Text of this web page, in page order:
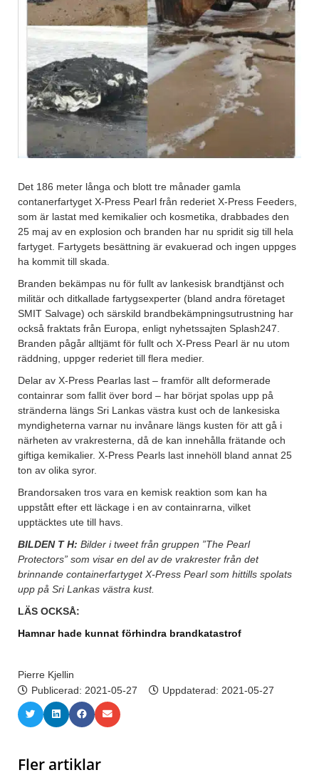
Det 186 meter långa och blott tre månader gamla
contanerfartyget X-Press Pearl från rederiet X-Press Feeders,
som är lastat med kemikalier och kosmetika, drabbades den
25 maj av en explosion och branden har nu spridit sig till hela
fartyget. Fartygets besättning är evakuerad och ingen uppges
ha kommit till skada.
Branden bekämpas nu för fullt av lankesisk brandtjänst och
militär och ditkallade fartygsexperter (bland andra företaget
SMIT Salvage) och särskild brandbekämpningsutrustning har
också fraktats från Europa, enligt nyhetssajten Splash247.
Branden pågår alltjämt för fullt och X-Press Pearl är nu utom
räddning, uppger rederiet till flera medier.
Delar av X-Press Pearlas last – framför allt deformerade
containrar som fallit över bord – har börjat spolas upp på
stränderna längs Sri Lankas västra kust och de lankesiska
myndigheterna varnar nu invånare längs kusten för att gå i
närheten av vrakresterna, då de kan innehålla frätande och
giftiga kemikalier. X-Press Pearls last innehöll bland annat 25
ton av olika syror.
Brandorsaken tros vara en kemisk reaktion som kan ha
uppstått efter ett läckage i en av containrarna, vilket
upptäcktes ute till havs.
BILDEN T H: Bilder i tweet från gruppen ”The Pearl
Protectors” som visar en del av de vrakrester från det
brinnande containerfartyget X-Press Pearl som hittills spolats
upp på Sri Lankas västra kust.
LÄS OCKSÅ:
Hamnar hade kunnat förhindra brandkatastrof
Pierre Kjellin
Publicerad: 2021-05-27 Uppdaterad: 2021-05-27
Fler artiklar